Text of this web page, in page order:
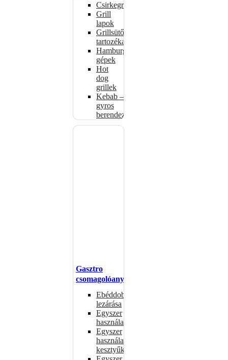
Csirkegrillek
Grill
lapok
Grillsütők
tartozékai
Hamburgerformázó
gépek
Hot
dog
grillek
Kebab –
gyros
berendezés
Gasztro
csomagolóanyagok
Ebéddobozok
lezárása
Egyszer
használatos
Egyszer
használatos
kesztyűk